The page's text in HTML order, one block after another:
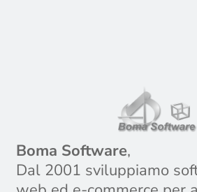
Boma Software,
Dal 2001 sviluppiamo